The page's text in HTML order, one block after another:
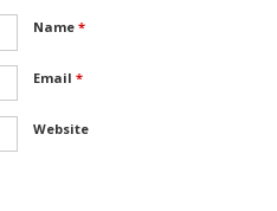
Name *
Email *
Website